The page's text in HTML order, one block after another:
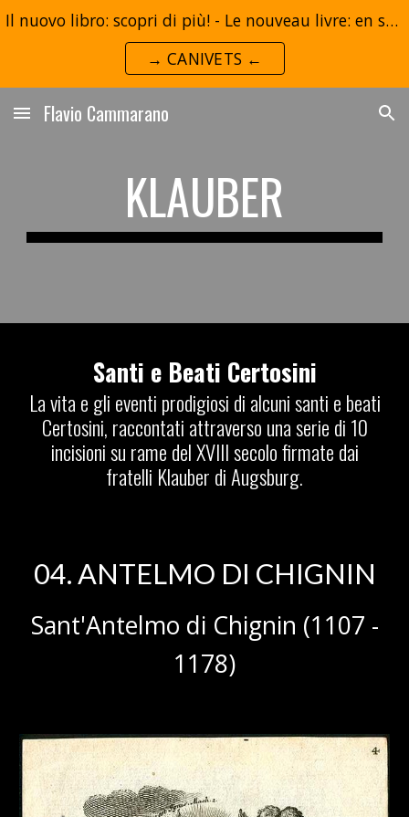
Skip to main content
Il nuovo libro: scopri di più! - Le nouveau livre: en savoir plus!
→ CANIVETS ←
Flavio Cammarano
KLAUBER
Santi e Beati Certosini
La vita e gli eventi prodigiosi di alcuni santi e beati
Certosini, raccontati attraverso una serie di 10
incisioni su rame del XVIII secolo firmate dai
fratelli Klauber di Augsburg.
04.ANTELMO DI CHIGNIN
Sant'Antelmo di Chignin (1107 -
1178)